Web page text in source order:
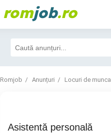
romjob.ro
Romjob Anunțuri Locuri de munca
Asistentă personală